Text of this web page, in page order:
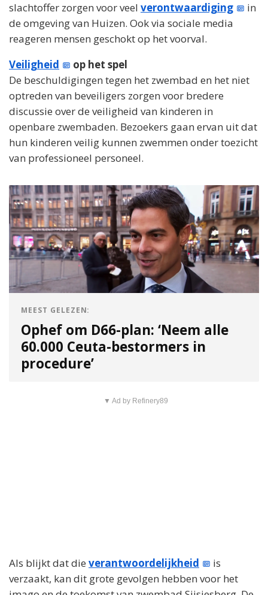
slachtoffer zorgen voor veel verontwaardiging
in
de omgeving van Huizen. Ook via sociale media
reageren mensen geschokt op het voorval.
Veiligheid
op het spel
De beschuldigingen tegen het zwembad en het niet
optreden van beveiligers zorgen voor bredere
discussie over de veiligheid van kinderen in
openbare zwembaden. Bezoekers gaan ervan uit dat
hun kinderen veilig kunnen zwemmen onder toezicht
van professioneel personeel.
MEEST GELEZEN:
Ophef om D66-plan: ‘Neem alle
60.000 Ceuta-bestormers in
procedure’
▼ Ad by Refinery89
Als blijkt dat die verantwoordelijkheid
is
verzaakt, kan dit grote gevolgen hebben voor het